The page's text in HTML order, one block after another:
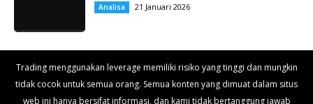
Analisa 21 Januari 2026
Trading menggunakan leverage memiliki risiko yang tinggi dan mungkin
tidak cocok untuk semua orang. Semua konten yang dimuat dalam situs
web ini hanya bersifat informasi, dan kami tidak bertanggung jawab